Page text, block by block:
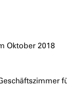
Oktober 2018